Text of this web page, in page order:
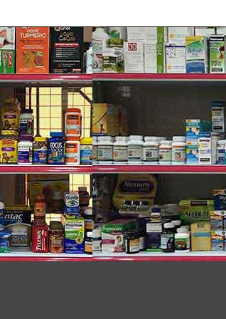
các cơ sở sản xuất tại Hoa Kỳ